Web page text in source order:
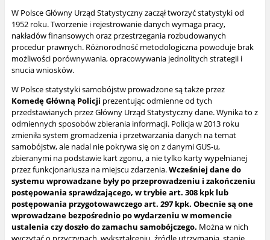
W Polsce Główny Urząd Statystyczny zaczął tworzyć statystyki od
1952 roku. Tworzenie i rejestrowanie danych wymaga pracy,
nakładów finansowych oraz przestrzegania rozbudowanych
procedur prawnych. Różnorodność metodologiczna powoduje brak
możliwości porównywania, opracowywania jednolitych strategii i
snucia wniosków.
W Polsce statystyki samobójstw prowadzone są także przez
Komedę Główną Policji prezentując odmienne od tych
przedstawianych przez Główny Urząd Statystyczny dane. Wynika to z
odmiennych sposobów zbierania informacji. Policja w 2013 roku
zmieniła system gromadzenia i przetwarzania danych na temat
samobójstw, ale nadal nie pokrywa się on z danymi GUS-u,
zbieranymi na podstawie kart zgonu, a nie tylko karty wypełnianej
przez funkcjonariusza na miejscu zdarzenia.Wcześniej dane do
systemu wprowadzane były po przeprowadzeniu i zakończeniu
postępowania sprawdzającego, w trybie art. 308 kpk lub
postępowania przygotowawczego art. 297 kpk. Obecnie są one
wprowadzane bezpośrednio po wydarzeniu w momencie
ustalenia czy doszło do zamachu samobójczego. Można w nich